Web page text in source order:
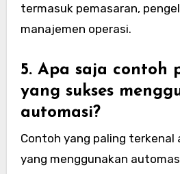
termasuk pemasaran,
manajemen operasi.
5. Apa saja contoh
yang sukses
automasi?
Contoh yang paling terkenal
yang menggunakan